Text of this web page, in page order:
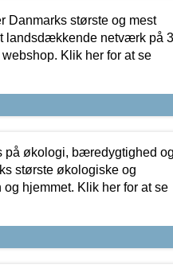
Danmarks største og mest
landsdækkende netværk på
Klik her for at se
på økologi, bæredygtighed og
største økologiske og
hjemmet. Klik her for at se